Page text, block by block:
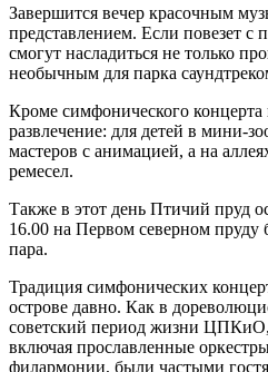
Завершится вечер красочным
представлением. Если повезет с
смогут насладиться не только
необычным для парка
Кроме симфонического концерта
развлечение: для детей в мини-
мастеров с анимацией, а на
ремесел.
Также в этот день Птичий пруд
16.00 на Первом северном пруду
пара.
Традиция симфонических
острове давно. Как в
советский период жизни
включая прославленные
филармонии, были частыми